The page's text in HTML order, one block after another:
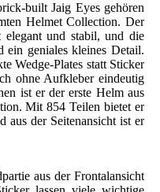
built Jaig Eyes gehören
Helmet Collection. Der
elegant und stabil, und die
ein geniales kleines Detail.
Wedge-Plates statt Sticker
ohne Aufkleber eindeutig
ist er der erste Helm aus
Mit 854 Teilen bietet er
aus der Seitenansicht ist er
aus der Frontalansicht